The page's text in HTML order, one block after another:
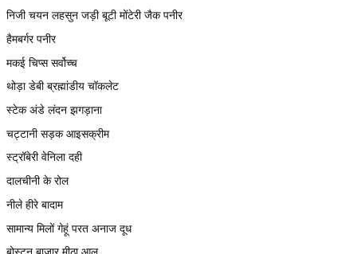
निजी चयन लहसुन जड़ी बूटी मोंटेरी जैक पनीर
हैमबर्गर पनीर
मकई चिप्स सर्वोच्च
थोड़ा डेबी ब्रह्मांडीय चॉकलेट
स्टेक अंडे लंदन झगड़ाना
चट्टानी सड़क आइसक्रीम
स्ट्रॉबेरी वेनिला दही
दालचीनी के रोल
नीले हीरे बादाम
सामान्य मिलों गेहूं परत अनाज दूध